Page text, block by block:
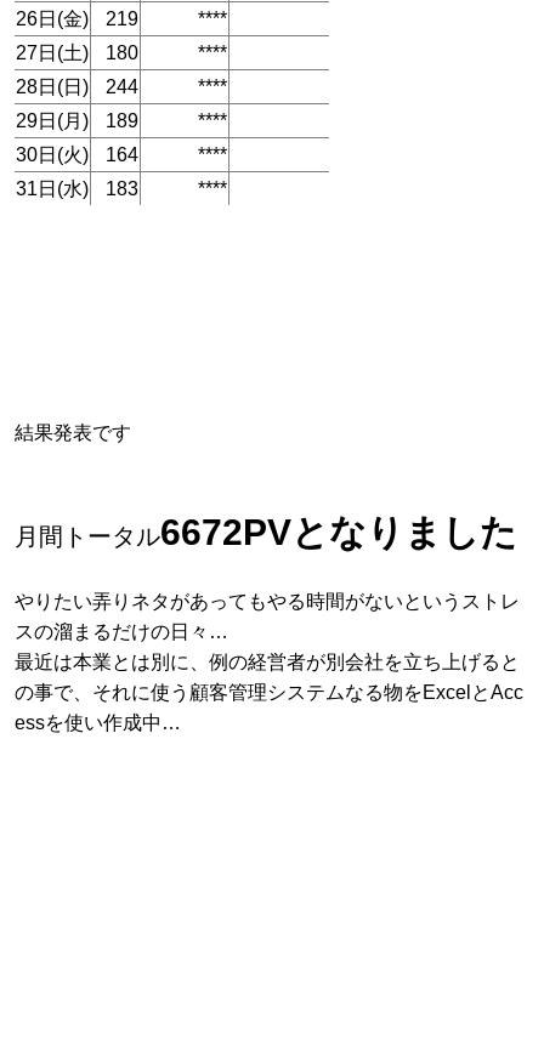
26日(金)
219
****
27日(土)
180
****
28日(日)
244
****
29日(月)
189
****
30日(火)
164
****
31日(水)
183 ****
結果発表です
月間トータル6672PVとなりました
やりたい弄りネタがあってもやる時間がないというストレ
スの溜まるだけの日々…
最近は本業とは別に、例の経営者が別会社を立ち上げると
の事で、それに使う顧客管理システムなる物をExcelとAcc
essを使い作成中…